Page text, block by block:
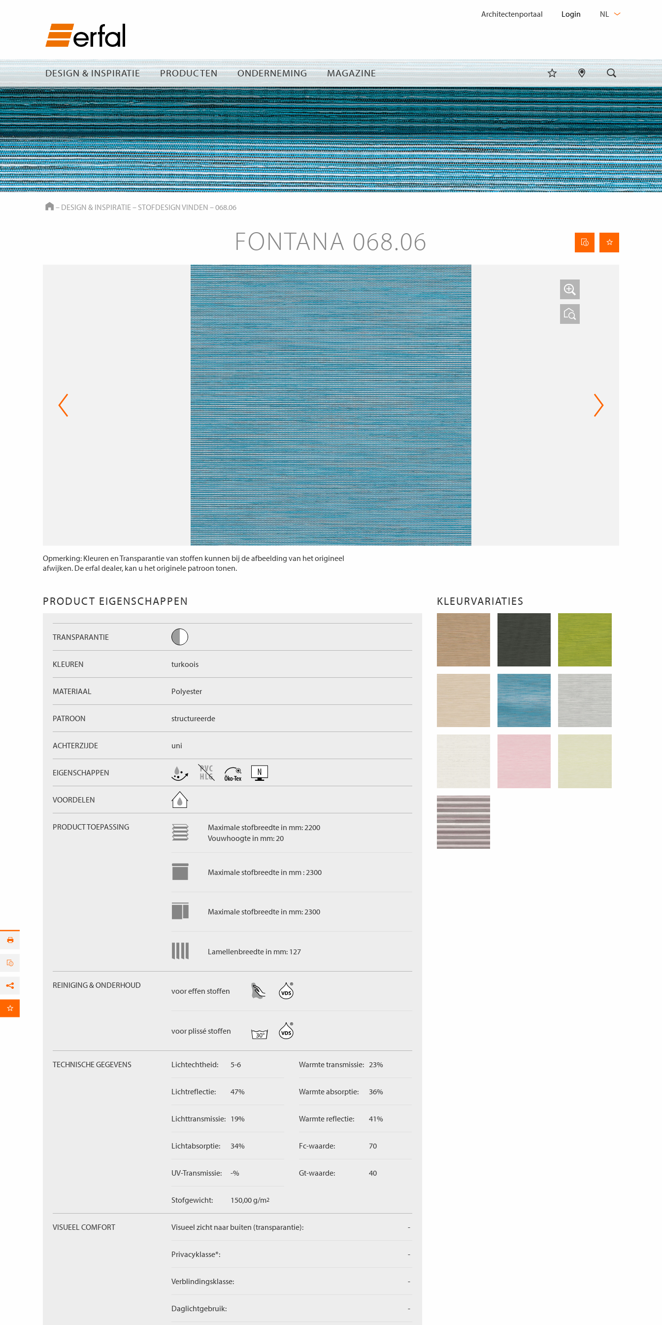
DESIGN & INSPIRATIE PRODUCTEN ONDERNEMING MAGAZINE
Architectenportaal
WIJZIGEN
NL
HOME
– DESIGN & INSPIRATIE– STOFDESIGN VINDEN –068.06
FONTANA 068.06 Stofinformatieblad
Opmerking: Kleuren en Transparantie van stoffen kunnen bij de afbeelding van het origineel
afwijken. De erfal dealer, kan u het originele patroon tonen.
PRODUCT EIGENSCHAPPEN
TRANSPARANTIE
KLEUREN turkoois
MATERIAAL Polyester
PATROON structureerde
ACHTERZIJDE uni
EIGENSCHAPPEN
VOORDELEN
PRODUCT TOEPASSING
Maximale stofbreedte in mm: 2200
Vouwhoogte in mm: 20
Maximale stofbreedte in mm : 2300
Maximale stofbreedte in mm: 2300
Lamellenbreedte in mm: 127
REINIGING & ONDERHOUD
voor effen stoffen
voor plissé stoffen
TECHNISCHE GEGEVENS Lichtechtheid: 5-6
Lichtreflectie: 47%
Lichttransmissie: 19%
Lichtabsorptie: 34%
UV-Transmissie: -%
Stofgewicht: 150,00 g/m2
Warmte transmissie: 23%
Warmte absorptie: 36%
Warmte reflectie: 41%
Fc-waarde: 70
Gt-waarde: 40
VISUEEL COMFORT Visueel zicht naar buiten (transparantie): -
Privacyklasse*: -
Verblindingsklasse: -
Daglichtgebruik: -
KLEURVARIATIES